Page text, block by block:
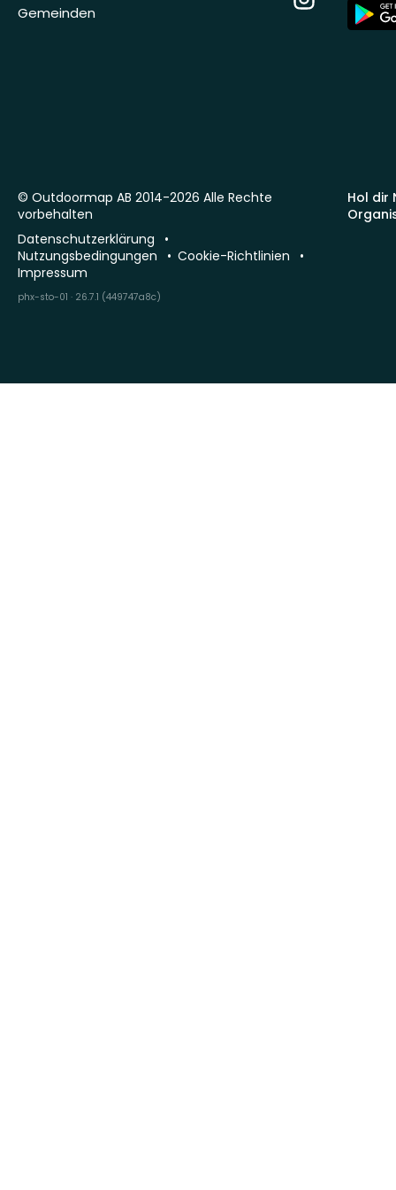
Gemeinden
App
Store
Hol dir
© Outdoormap AB 2014-2026 Alle Rechte
vorbehalten
Datenschutzerklärung
Nutzungsbedingungen
Cookie-Richtlinien
Impressum
phx-sto-01 · 26.7.1 (449747a8c)